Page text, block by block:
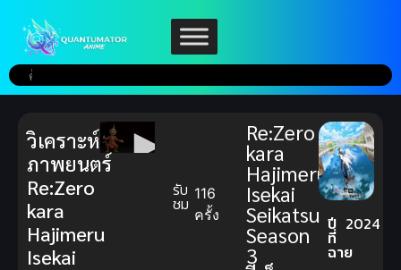
รับ
ชม 116
ครั้ง
Re:Zero
kara
Hajimeru
Isekai
Seikatsu
Season
3
ปี
ที่
ฉาย
2024
วิเคราะห์
ภาพยนตร์
Re:Zero
kara
Hajimeru
Isekai